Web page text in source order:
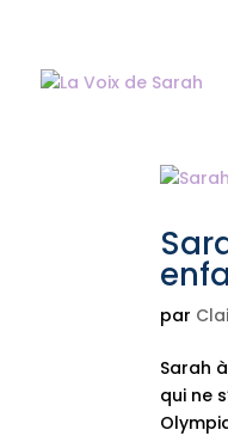
par
Sarah
qui ne